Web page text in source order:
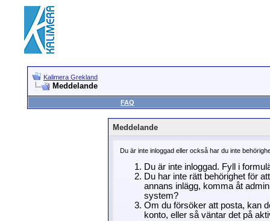
Kalimera Grekland
Meddelande
FAQ
Meddelande
Du är inte inloggad eller också har du inte
Du är inte inloggad. Fyll i
Du har inte rätt behörighet för
annans inlägg, komma åt
system?
Om du försöker att posta, kan
konto, eller så väntar det på